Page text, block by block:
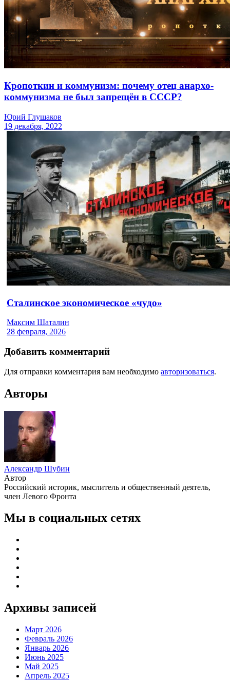
Кропоткин и коммунизм: почему отец анархо-
коммунизма не был запрещён в СССР?
Юрий Глушаков
19 декабря, 2022
Сталинское экономическое «чудо»
Максим Шаталин
28 февраля, 2026
Добавить комментарий
Для отправки комментария вам необходимо авторизоваться.
Авторы
Александр Шубин
Автор
Российский историк, мыслитель и общественный деятель,
член Левого Фронта
Мы в социальных сетях
Архивы записей
Март 2026
Февраль 2026
Январь 2026
Июнь 2025
Май 2025
Апрель 2025